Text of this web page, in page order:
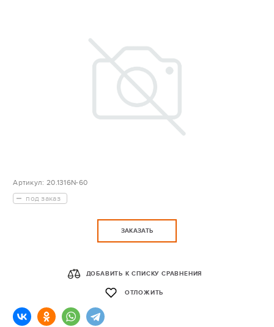
Артикул: 20.1316N-60
под заказ
ЗАКАЗАТЬ
ДОБАВИТЬ К СПИСКУ СРАВНЕНИЯ
ОТЛОЖИТЬ